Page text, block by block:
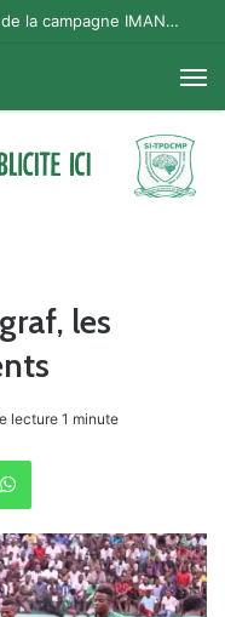
Les Têtes Pensantes : lancement de la campagne IMANA na BISO, Supporter Telema
les
lecture 1 minute
WhatsApp